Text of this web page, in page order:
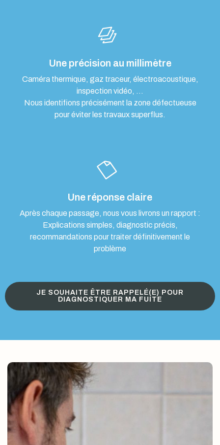
Une précision au millimètre
Caméra thermique, gaz traceur, électroacoustique,
inspection vidéo, …
Nous identifions précisément la zone défectueuse
pour éviter les travaux superflus.
Une réponse claire
Après chaque passage, nous vous livrons un rapport :
Explications simples, diagnostic précis,
recommandations pour traiter définitivement le
problème
JE SOUHAITE ÊTRE RAPPELÉ(E) POUR
DIAGNOSTIQUER MA FUITE